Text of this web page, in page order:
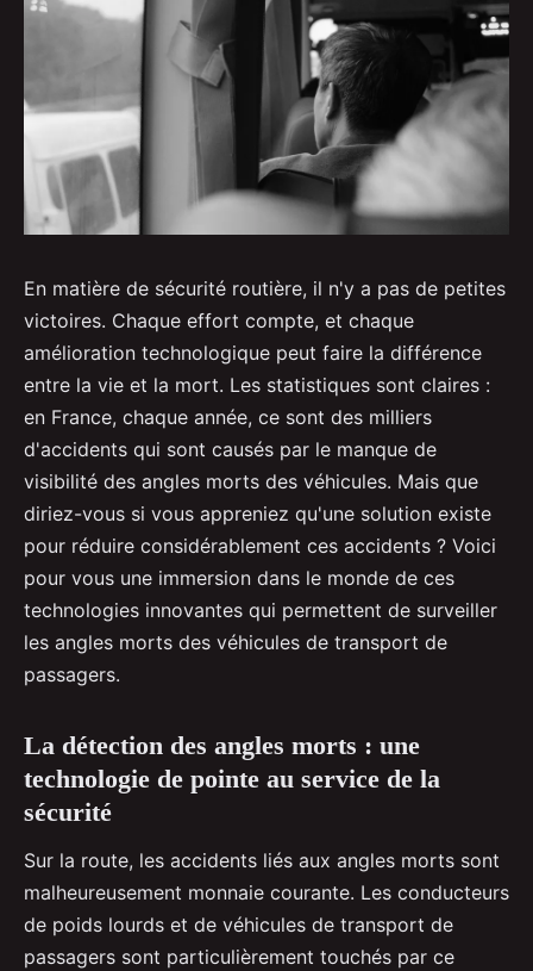
En matière de sécurité routière, il n'y a pas de petites
victoires. Chaque effort compte, et chaque
amélioration technologique peut faire la différence
entre la vie et la mort. Les statistiques sont claires :
en France, chaque année, ce sont des milliers
d'accidents qui sont causés par le manque de
visibilité des angles morts des véhicules. Mais que
diriez-vous si vous appreniez qu'une solution existe
pour réduire considérablement ces accidents ? Voici
pour vous une immersion dans le monde de ces
technologies innovantes qui permettent de surveiller
les angles morts des véhicules de transport de
passagers.
La détection des angles morts : une
technologie de pointe au service de la
sécurité
Sur la route, les accidents liés aux angles morts sont
malheureusement monnaie courante. Les conducteurs
de poids lourds et de véhicules de transport de
passagers sont particulièrement touchés par ce